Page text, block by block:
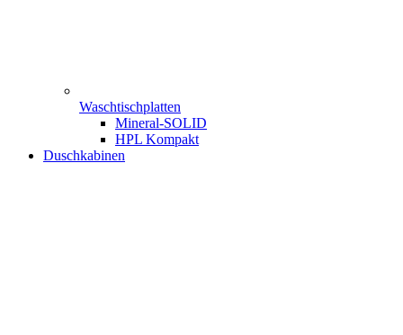
Waschtischplatten
Mineral-SOLID
HPL Kompakt
Duschkabinen